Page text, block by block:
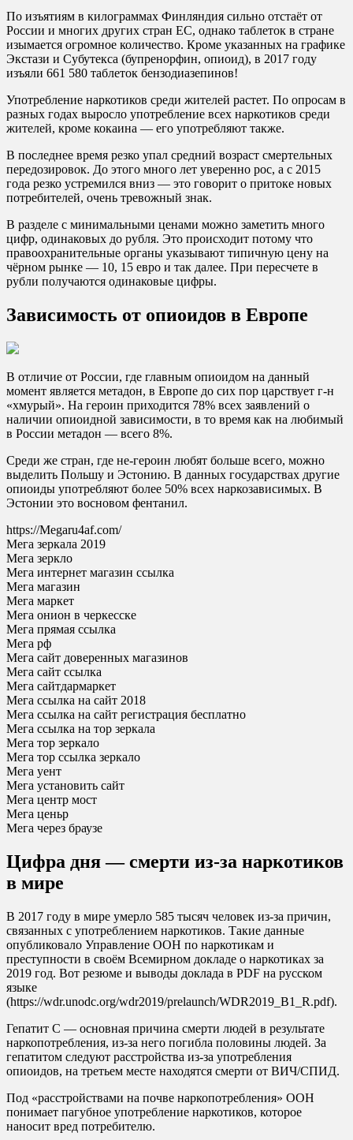
По изъятиям в килограммах Финляндия сильно отстаёт от
России и многих других стран ЕС, однако таблеток в стране
изымается огромное количество. Кроме указанных на графике
Экстази и Субутекса (бупренорфин, опиоид), в 2017 году
изъяли 661 580 таблеток бензодиазепинов!
Употребление наркотиков среди жителей растет. По опросам в
разных годах выросло употребление всех наркотиков среди
жителей, кроме кокаина — его употребляют также.
В последнее время резко упал средний возраст смертельных
передозировок. До этого много лет уверенно рос, а с 2015
года резко устремился вниз — это говорит о притоке новых
потребителей, очень тревожный знак.
В разделе с минимальными ценами можно заметить много
цифр, одинаковых до рубля. Это происходит потому что
правоохранительные органы указывают типичную цену на
чёрном рынке — 10, 15 евро и так далее. При пересчете в
рубли получаются одинаковые цифры.
Зависимость от опиоидов в Европе
В отличие от России, где главным опиоидом на данный
момент является метадон, в Европе до сих пор царствует г-н
«хмурый». На героин приходится 78% всех заявлений о
наличии опиоидной зависимости, в то время как на любимый
в России метадон — всего 8%.
Среди же стран, где не-героин любят больше всего, можно
выделить Польшу и Эстонию. В данных государствах другие
опиоиды употребляют более 50% всех наркозависимых. В
Эстонии это восновом фентанил.
https://Megaru4af.com/
Мега зеркала 2019
Мега зеркло
Мега интернет магазин ссылка
Мега магазин
Мега маркет
Мега онион в черкесске
Мега прямая ссылка
Мега рф
Мега сайт доверенных магазинов
Мега сайт ссылка
Мега сайтдармаркет
Мега ссылка на сайт 2018
Мега ссылка на сайт регистрация бесплатно
Мега ссылка на тор зеркала
Мега тор зеркало
Мега тор ссылка зеркало
Мега уент
Мега установить сайт
Мега центр мост
Мега ценьр
Мега через браузе
Цифра дня — смерти из-за наркотиков
в мире
В 2017 году в мире умерло 585 тысяч человек из-за причин,
связанных с употреблением наркотиков. Такие данные
опубликовало Управление ООН по наркотикам и
преступности в своём Всемирном докладе о наркотиках за
2019 год. Вот резюме и выводы доклада в PDF на русском
языке
(https://wdr.unodc.org/wdr2019/prelaunch/WDR2019_B1_R.pdf).
Гепатит C — основная причина смерти людей в результате
наркопотребления, из-за него погибла половины людей. За
гепатитом следуют расстройства из-за употребления
опиоидов, на третьем месте находятся смерти от ВИЧ/СПИД.
Под «расстройствами на почве наркопотребления» ООН
понимает пагубное употребление наркотиков, которое
наносит вред потребителю.